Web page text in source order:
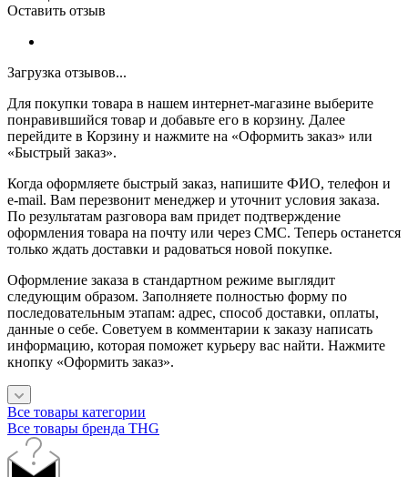
Оставить отзыв
Загрузка отзывов...
Для покупки товара в нашем интернет-магазине выберите
понравившийся товар и добавьте его в корзину. Далее
перейдите в Корзину и нажмите на «Оформить заказ» или
«Быстрый заказ».
Когда оформляете быстрый заказ, напишите ФИО, телефон и
e-mail. Вам перезвонит менеджер и уточнит условия заказа.
По результатам разговора вам придет подтверждение
оформления товара на почту или через СМС. Теперь останется
только ждать доставки и радоваться новой покупке.
Оформление заказа в стандартном режиме выглядит
следующим образом. Заполняете полностью форму по
последовательным этапам: адрес, способ доставки, оплаты,
данные о себе. Советуем в комментарии к заказу написать
информацию, которая поможет курьеру вас найти. Нажмите
кнопку «Оформить заказ».
Все товары категории
Все товары бренда THG